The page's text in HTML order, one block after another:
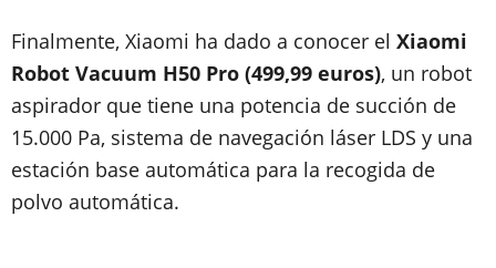
Finalmente, Xiaomi ha dado a conocer el Xiaomi
Robot Vacuum H50 Pro (499,99 euros), un robot
aspirador que tiene una potencia de succión de
15.000 Pa, sistema de navegación láser LDS y una
estación base automática para la recogida de
polvo automática.